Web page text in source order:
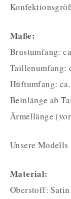
Maße:
Brustumfang:
Taillenumfang:
Hüftumfang:
Beinlänge ab
Ärmellänge
Unsere
Material:
Oberstoff: